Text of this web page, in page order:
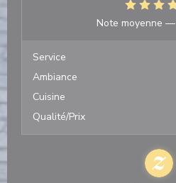
Note moyenne —
Service
Ambiance
Cuisine
Qualité/Prix